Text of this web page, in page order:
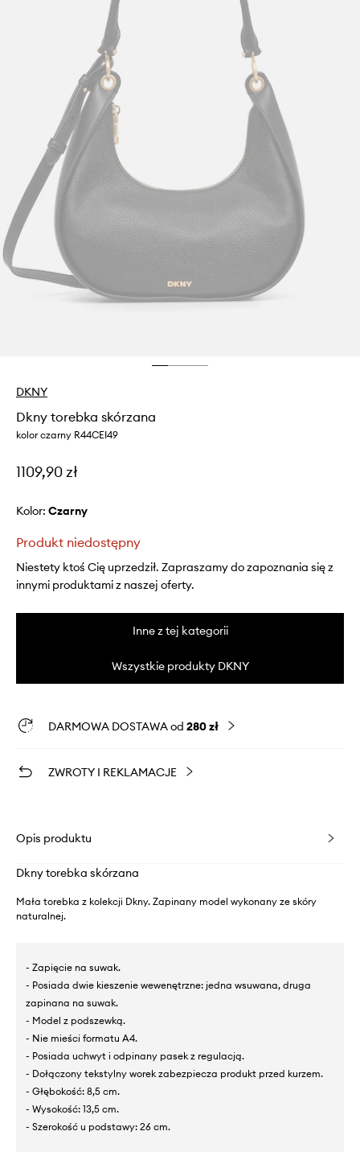
DKNY
Dkny torebka skórzana
kolor czarny R44CEI49
1109,90 zł
Kolor: czarny
Produkt niedostępny
Niestety ktoś Cię uprzedził. Zapraszamy do zapoznania się z
innymi produktami z naszej oferty.
Inne z tej kategorii
Wszystkie produkty DKNY
DARMOWA DOSTAWA od 280 zł
ZWROTY I REKLAMACJE
Opis produktu
Dkny torebka skórzana
Mała torebka z kolekcji Dkny. Zapinany model wykonany ze skóry
naturalnej.
- Zapięcie na suwak.
- Posiada dwie kieszenie wewenętrzne: jedna wsuwana, druga
zapinana na suwak.
- Model z podszewką.
- Nie mieści formatu A4.
- Posiada uchwyt i odpinany pasek z regulacją.
- Dołączony tekstylny worek zabezpiecza produkt przed kurzem.
- Głębokość: 8,5 cm.
- Wysokość: 13,5 cm.
- Szerokość u podstawy: 26 cm.